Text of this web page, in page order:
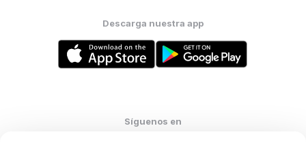
Descarga nuestra app
Síguenos en